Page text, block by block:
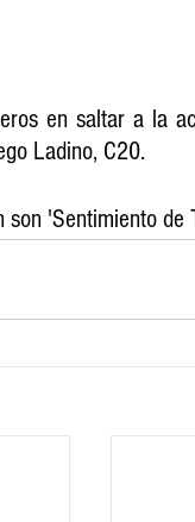
en saltar a la
Ladino, C20.
'Sentimiento de